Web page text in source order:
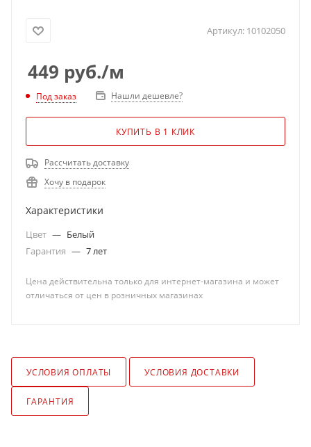
Артикул: 10102050
449 руб./м
Под заказ Нашли дешевле?
КУПИТЬ В 1 КЛИК
Рассчитать доставку
Хочу в подарок
Характеристики
Цвет — Белый
Гарантия — 7 лет
Цена действительна только для интернет-магазина и может
отличаться от цен в розничных магазинах
УСЛОВИЯ ОПЛАТЫ УСЛОВИЯ ДОСТАВКИ
ГАРАНТИЯ